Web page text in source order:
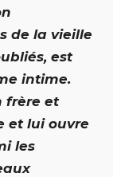
de la vieille
est
intime.
frère et
et lui ouvre
les